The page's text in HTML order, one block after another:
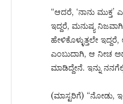
“ಆದರೆ, ‘ನಾನು
ಇದ್ದರೆ, ಮನುಷ್ಯ
ಹೇಳಿಕೊಳ್ಳುತ್ತಲೇ
ಎಂಬುದಾಗಿ, ಆ ನೀಚ
ಮಾಡಿದ್ದೇನೆ. ಇನ್ನು
(ಮಾಸ್ಟರಿಗೆ) “ನೋಡು,